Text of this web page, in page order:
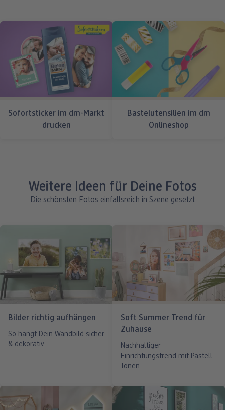
Sofortsticker im dm-Markt
drucken
Bastelutensilien im dm
Onlineshop
Weitere Ideen für Deine Fotos
Die schönsten Fotos einfallsreich in Szene gesetzt
Bilder richtig aufhängen
So hängt Dein Wandbild sicher
& dekorativ
Soft Summer Trend für
Zuhause
Nachhaltiger
Einrichtungstrend mit Pastell-
Tönen